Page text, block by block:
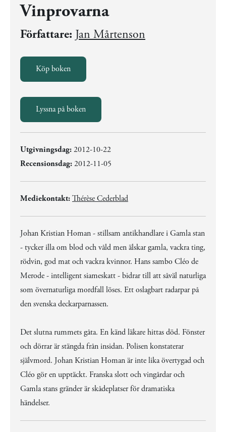
Vinprovarna
Författare: Jan Mårtenson
Köp boken
Lyssna på boken
Utgivningsdag:2012-10-22
Recensionsdag:2012-11-05
Mediekontakt:Thérèse Cederblad
Johan Kristian Homan - stillsam antikhandlare i Gamla stan
- tycker illa om blod och våld men älskar gamla, vackra ting,
rödvin, god mat och vackra kvinnor. Hans sambo Cléo de
Merode - intelligent siameskatt - bidrar till att såväl naturliga
som övernaturliga mordfall löses. Ett oslagbart radarpar på
den svenska deckarparnassen.
Det slutna rummets gåta. En känd läkare hittas död. Fönster
och dörrar är stängda från insidan. Polisen konstaterar
självmord. Johan Kristian Homan är inte lika övertygad och
Cléo gör en upptäckt. Franska slott och vingårdar och
Gamla stans gränder är skådeplatser för dramatiska
händelser.